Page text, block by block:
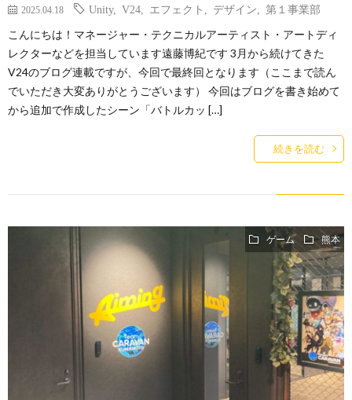
2025.04.18 Unity, V24 エフェクト デザイン 第１事業部
こんにちは！マネージャー・テクニカルアーティスト・アートディ
レクターなどを担当しています遠藤博紀です 3月から続けてきた
V24のブログ連載ですが、今回で最終回となります（ここまで読ん
でいただき大変ありがとうございます） 今回はブログを書き始めて
から追加で作成したシーン「バトルカッ […]
続きを読む
ゲーム 熊本